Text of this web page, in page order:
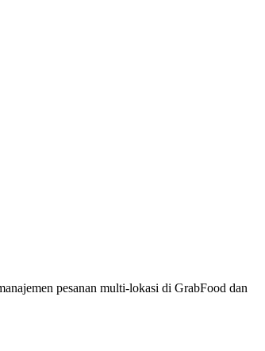
pesanan multi-lokasi di GrabFood dan